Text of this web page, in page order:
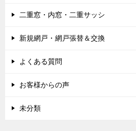
二重窓・内窓・二重サッシ
新規網戸・網戸張替＆交換
よくある質問
お客様からの声
未分類